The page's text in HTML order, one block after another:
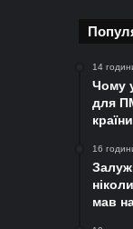
14
Чому
для
країни
16
мав